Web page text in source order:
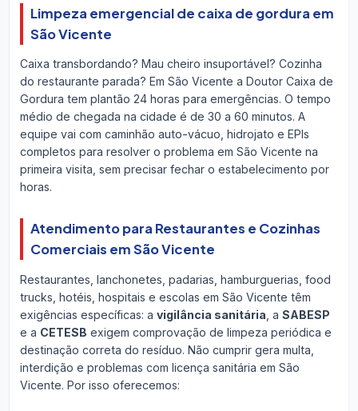
Limpeza emergencial de caixa de gordura em
São Vicente
Caixa transbordando? Mau cheiro insuportável? Cozinha
do restaurante parada? Em São Vicente a Doutor Caixa de
Gordura tem plantão 24 horas para emergências. O tempo
médio de chegada na cidade é de 30 a 60 minutos. A
equipe vai com caminhão auto-vácuo, hidrojato e EPIs
completos para resolver o problema em São Vicente na
primeira visita, sem precisar fechar o estabelecimento por
horas.
Atendimento para Restaurantes e Cozinhas
Comerciais em São Vicente
Restaurantes, lanchonetes, padarias, hamburguerias, food
trucks, hotéis, hospitais e escolas em São Vicente têm
exigências específicas: a vigilância sanitária , a SABESP
e a CETESB exigem comprovação de limpeza periódica e
destinação correta do resíduo. Não cumprir gera multa,
interdição e problemas com licença sanitária em São
Vicente. Por isso oferecemos: